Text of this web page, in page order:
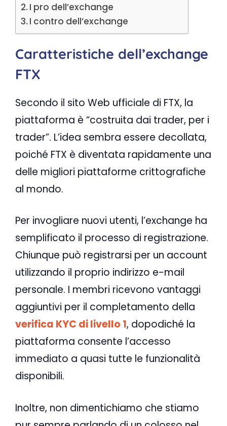
I pro dell’exchange
I contro dell’exchange
Caratteristiche dell’exchange
FTX
Secondo il sito Web ufficiale di FTX, la
piattaforma è “costruita dai trader, per i
trader”. L’idea sembra essere decollata,
poiché FTX è diventata rapidamente una
delle migliori piattaforme crittografiche
al mondo.
Per invogliare nuovi utenti, l’exchange ha
semplificato il processo di registrazione.
Chiunque può registrarsi per un account
utilizzando il proprio indirizzo e-mail
personale. I membri ricevono vantaggi
aggiuntivi per il completamento della
verifica KYC di livello 1, dopodiché la
piattaforma consente l’accesso
immediato a quasi tutte le funzionalità
disponibili.
Inoltre, non dimentichiamo che stiamo